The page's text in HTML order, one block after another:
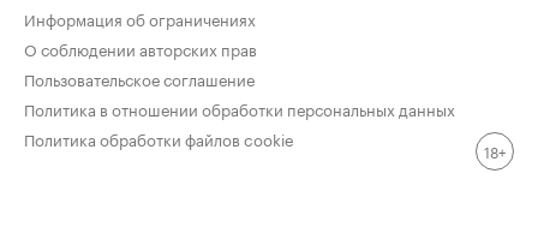
Информация об ограничениях
О соблюдении авторских прав
Пользовательское соглашение
Политика в отношении обработки персональных данных
Политика обработки файлов cookie
18+